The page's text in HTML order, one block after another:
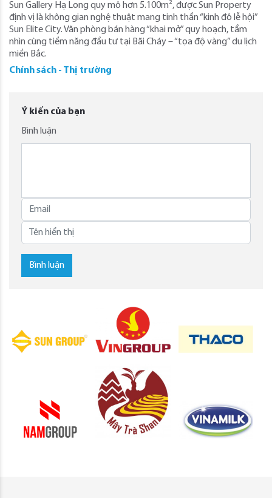
Sun Gallery Hạ Long quy mô hơn 5.100m², được Sun Property
định vị là không gian nghệ thuật mang tinh thần “kinh đô lễ hội”
Sun Elite City. Văn phòng bán hàng “khai mở” quy hoạch, tầm
nhìn cùng tiềm năng đầu tư tại Bãi Cháy – “tọa độ vàng” du lịch
miền Bắc.
Chính sách - Thị trường
Ý kiến của bạn
Bình luận
Bình luận